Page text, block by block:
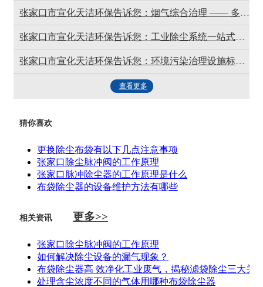
张家口市宣化天洁环保告诉您：烟气综合治理 —— 多污染物协同控制更高 效
张家口市宣化天洁环保告诉您：工业除尘系统一站式解决方案
张家口市宣化天洁环保告诉您：环境污染治理设施标准化运营管理 —— 专 业托管更省心
查看更多
猜你喜欢
更换除尘布袋有以下几点注意事项
张家口除尘脉冲阀的工作原理
张家口脉冲除尘器的工作原理是什么
布袋除尘器的设备维护方法有哪些
相关资讯 更多>>
张家口除尘脉冲阀的工作原理
如何解决除尘设备的漏气现象？
布袋除尘器高 效净化工业废气，揭秘滤袋除尘三大关
处理含尘浓度不同的气体用哪种布袋除尘器